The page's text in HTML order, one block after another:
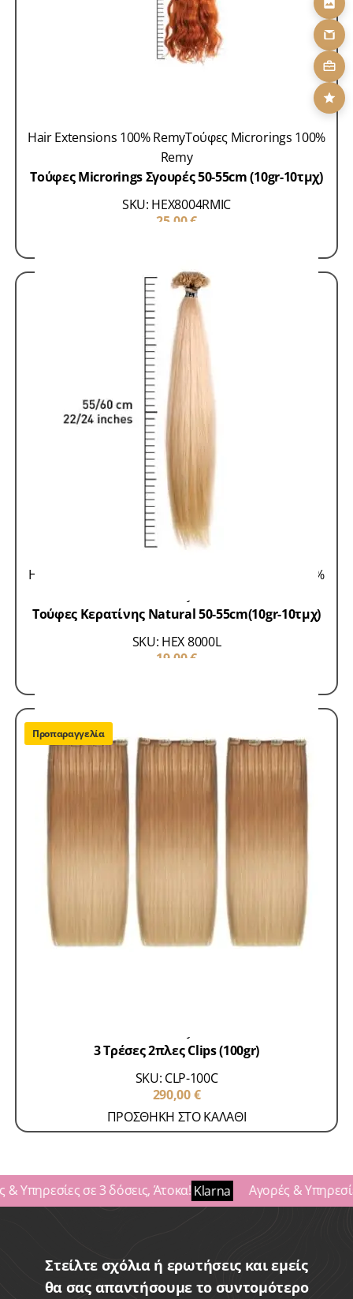
Hair Extensions 100% RemyΤούφες Microrings 100%
Remy
Τούφες Microrings Σγουρές 50-55cm (10gr-10τμχ)
SKU: HEX8004RMIC
25,00€
Hair Extensions 100% Remy
Τούφες Κερατίνης 100%
Τούφες Κερατίνης Natural 50-55cm(10gr-10τμχ)
SKU: HEX 8000L
19,00€
3 Τρέσες 2πλες Clips (100gr)
Προπαραγγελία
SKU: CLP-100C
290,00€
ΠΡΟΣΘΗΚΗ ΣΤΟ ΚΑΛΑΘΙ
Υπηρεσίες σε 3 δόσεις, Άτοκα!Klarna Αγορές &
Στείλτε σχόλια ή ερωτήσεις και εμείς
θα σας απαντήσουμε το συντομότερο